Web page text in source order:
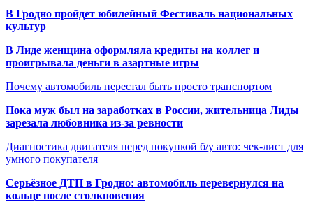
В Гродно пройдет юбилейный Фестиваль национальных
культур
В Лиде женщина оформляла кредиты на коллег и
проигрывала деньги в азартные игры
Почему автомобиль перестал быть просто транспортом
Пока муж был на заработках в России, жительница Лиды
зарезала любовника из-за ревности
Диагностика двигателя перед покупкой б/у авто: чек-лист для
умного покупателя
Серьёзное ДТП в Гродно: автомобиль перевернулся на
кольце после столкновения